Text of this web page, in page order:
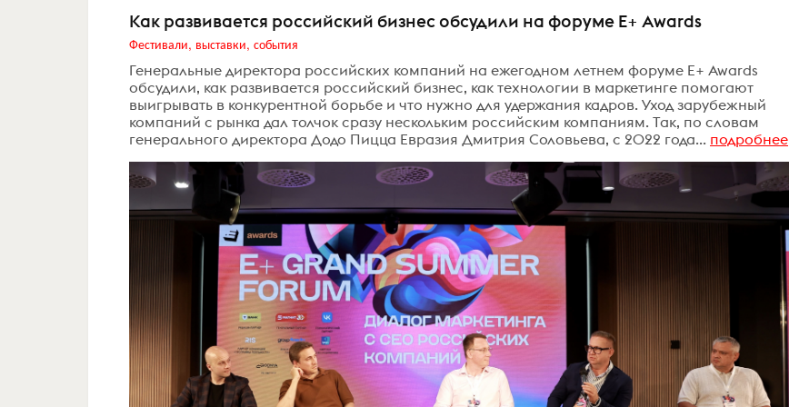
Как развивается российский бизнес обсудили на форуме E+ Awards
Фестивали, выставки, события
Генеральные директора российских компаний на ежегодном летнем форуме E+ Awards
обсудили, как развивается российский бизнес, как технологии в маркетинге помогают
выигрывать в конкурентной борьбе и что нужно для удержания кадров. Уход зарубежный
компаний с рынка дал толчок сразу нескольким российским компаниям. Так, по словам
генерального директора Додо Пицца Евразия Дмитрия Соловьева, с 2022 года... подробнее